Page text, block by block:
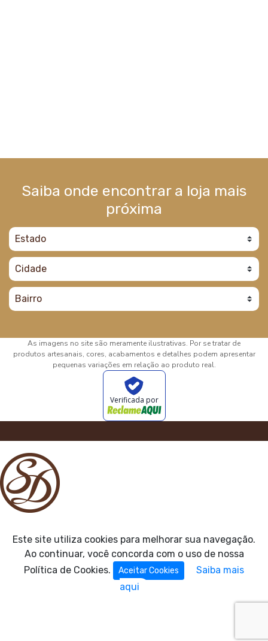
Saiba onde encontrar a loja mais
próxima
As imagens no site são meramente ilustrativas. Por se tratar de
produtos artesanais, cores, acabamentos e detalhes podem apresentar
pequenas variações em relação ao produto real.
Verificada por
Este site utiliza cookies para melhorar sua navegação.
Ao continuar, você concorda com o uso de nossa
Política de Cookies.
Aceitar Cookies
Saiba mais
aqui